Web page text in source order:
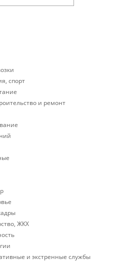
спорт
и ремонт
ЖКХ
и экстренные службы